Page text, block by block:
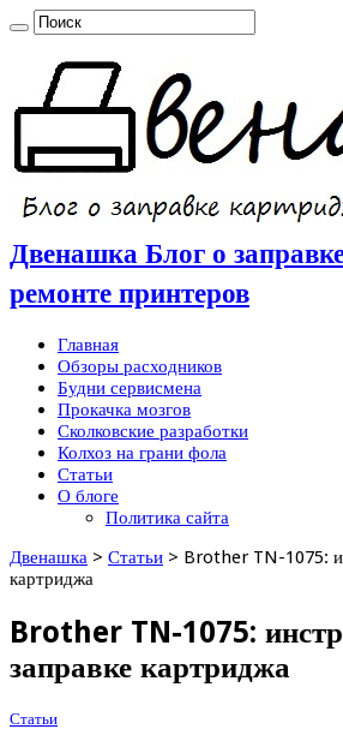
Двенашка Блог о
ремонте принтеров
Главная
Обзоры расходников
Будни сервисмена
Прокачка мозгов
Сколковские разработки
Колхоз на грани фола
Статьи
О блоге
Политика сайта
Двенашка > Статьи > Brother TN-1075:
картриджа
Brother TN-1075:
заправке картриджа
Статьи